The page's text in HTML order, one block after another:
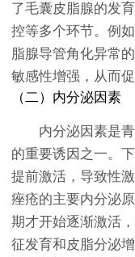
了毛囊皮脂腺的发
控等多个环节。例
脂腺导管角化异常
敏感性增强，从而
（二）内分泌因素
内分泌因素是
的重要诱因之一。
提前激活，导致性
痤疮的主要内分泌
期才开始逐渐激活
征发育和皮脂分泌